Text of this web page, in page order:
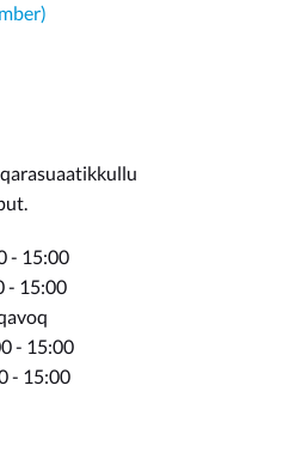
- 15:00
- 15:00
- 15:00
- 15:00